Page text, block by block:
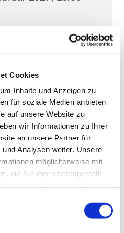
Cookies
Inhalte und Anzeigen zu
für soziale Medien anbieten
auf unsere Website zu
wir Informationen zu Ihrer
an unsere Partner für
Analysen weiter. Unsere
möglicherweise mit
die Sie ihnen bereitgestellt
Stralsund